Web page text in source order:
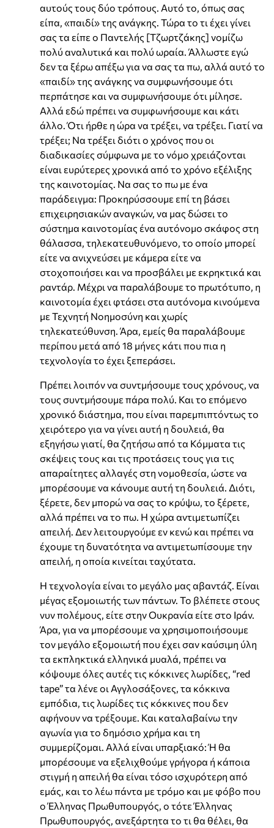
αυτούς τους δύο τρόπους. Αυτό το, όπως σας
είπα, «παιδί» της ανάγκης. Τώρα το τι έχει γίνει
σας τα είπε ο Παντελής [Τζωρτζάκης] νομίζω
πολύ αναλυτικά και πολύ ωραία. Άλλωστε εγώ
δεν τα ξέρω απέξω για να σας τα πω, αλλά αυτό το
«παιδί» της ανάγκης να συμφωνήσουμε ότι
περπάτησε και να συμφωνήσουμε ότι μίλησε.
Αλλά εδώ πρέπει να συμφωνήσουμε και κάτι
άλλο. Ότι ήρθε η ώρα να τρέξει, να τρέξει. Γιατί να
τρέξει; Να τρέξει διότι ο χρόνος που οι
διαδικασίες σύμφωνα με το νόμο χρειάζονται
είναι ευρύτερες χρονικά από το χρόνο εξέλιξης
της καινοτομίας. Να σας το πω με ένα
παράδειγμα: Προκηρύσσουμε επί τη βάσει
επιχειρησιακών αναγκών, να μας δώσει το
σύστημα καινοτομίας ένα αυτόνομο σκάφος στη
θάλασσα, τηλεκατευθυνόμενο, το οποίο μπορεί
είτε να ανιχνεύσει με κάμερα είτε να
στοχοποιήσει και να προσβάλει με εκρηκτικά και
ραντάρ. Μέχρι να παραλάβουμε το πρωτότυπο, η
καινοτομία έχει φτάσει στα αυτόνομα κινούμενα
με Τεχνητή Νοημοσύνη και χωρίς
τηλεκατεύθυνση. Άρα, εμείς θα παραλάβουμε
περίπου μετά από 18 μήνες κάτι που πια η
τεχνολογία το έχει ξεπεράσει.
Πρέπει λοιπόν να συντμήσουμε τους χρόνους, να
τους συντμήσουμε πάρα πολύ. Και το επόμενο
χρονικό διάστημα, που είναι παρεμπιπτόντως το
χειρότερο για να γίνει αυτή η δουλειά, θα
εξηγήσω γιατί, θα ζητήσω από τα Κόμματα τις
σκέψεις τους και τις προτάσεις τους για τις
απαραίτητες αλλαγές στη νομοθεσία, ώστε να
μπορέσουμε να κάνουμε αυτή τη δουλειά. Διότι,
ξέρετε, δεν μπορώ να σας το κρύψω, το ξέρετε,
αλλά πρέπει να το πω. Η χώρα αντιμετωπίζει
απειλή. Δεν λειτουργούμε εν κενώ και πρέπει να
έχουμε τη δυνατότητα να αντιμετωπίσουμε την
απειλή, η οποία κινείται ταχύτατα.
Η τεχνολογία είναι το μεγάλο μας αβαντάζ. Είναι
μέγας εξομοιωτής των πάντων. Το βλέπετε στους
νυν πολέμους, είτε στην Ουκρανία είτε στο Ιράν.
Άρα, για να μπορέσουμε να χρησιμοποιήσουμε
τον μεγάλο εξομοιωτή που έχει σαν καύσιμη ύλη
τα εκπληκτικά ελληνικά μυαλά, πρέπει να
κόψουμε όλες αυτές τις κόκκινες λωρίδες, “red
tape” τα λένε οι Αγγλοσάξονες, τα κόκκινα
εμπόδια, τις λωρίδες τις κόκκινες που δεν
αφήνουν να τρέξουμε. Και καταλαβαίνω την
αγωνία για το δημόσιο χρήμα και τη
συμμερίζομαι. Αλλά είναι υπαρξιακό: Ή θα
μπορέσουμε να εξελιχθούμε γρήγορα ή κάποια
στιγμή η απειλή θα είναι τόσο ισχυρότερη από
εμάς, και το λέω πάντα με τρόμο και με φόβο που
ο Έλληνας Πρωθυπουργός, ο τότε Έλληνας
Πρωθυπουργός, ανεξάρτητα το τι θα θέλει, θα